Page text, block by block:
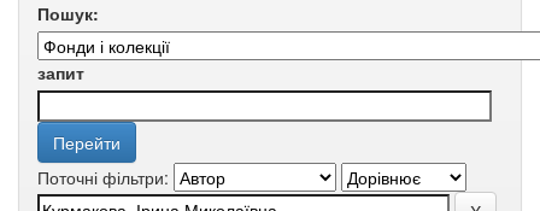
Пошук:
запит
Поточні фільтри: